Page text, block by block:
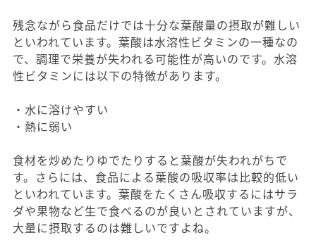
残念ながら食品だけでは十分な葉酸量の摂取が難しい
といわれています。葉酸は水溶性ビタミンの一種なの
で、調理で栄養が失われる可能性が高いのです。水溶
性ビタミンには以下の特徴があります。
・水に溶けやすい
・熱に弱い
食材を炒めたりゆでたりすると葉酸が失われがちで
す。さらには、食品による葉酸の吸収率は比較的低い
といわれています。葉酸をたくさん吸収するにはサラ
ダや果物など生で食べるのが良いとされていますが、
大量に摂取するのは難しいですよね。